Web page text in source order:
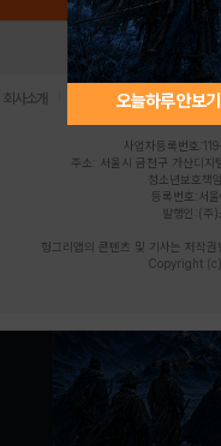
오늘하루 안보기
로그인
회사소개 | 개인정보 처리방침
사업자등록번호
주소: 서울시 금천구 가산디
청소년보호책
등록번호:서
발행인:(주)
헝그리앱의 콘텐츠 및 기사는 저작
Copyright